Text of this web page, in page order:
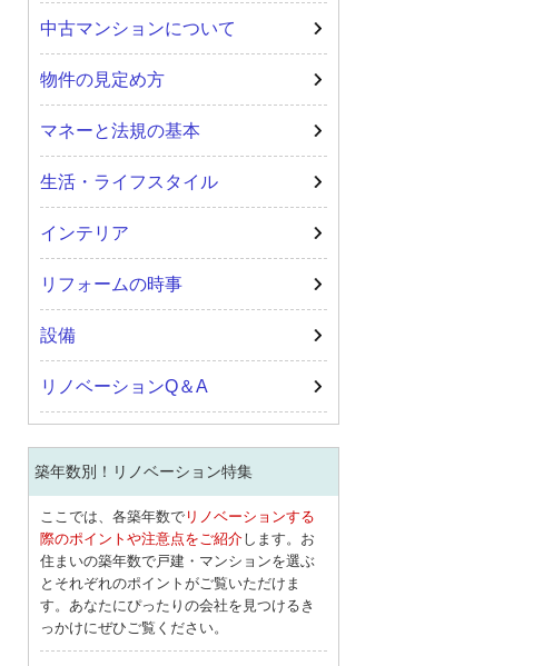
中古マンションについて
物件の見定め方
マネーと法規の基本
生活・ライフスタイル
インテリア
リフォームの時事
設備
リノベーションQ＆A
築年数別！リノベーション特集
ここでは、各築年数で リノベーションする
際のポイントや注意点をご紹介します。お
住まいの築年数で戸建・マンションを選ぶ
とそれぞれのポイントがご覧いただけま
す。あなたにぴったりの会社を見つけるき
っかけにぜひご覧ください。